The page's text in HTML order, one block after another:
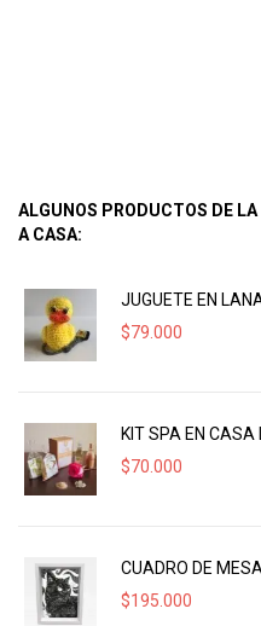
ALGUNOS PRODUCTOS DE
A CASA:
JUGUETE EN
$79.000
KIT SPA EN CASA
$70.000
CUADRO DE
$195.000